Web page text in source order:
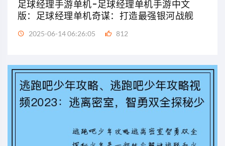
足球经理手游单机-足球经理单机手游中文
版：足球经理单机奇谋：打造最强银河战舰
2025-06-14 06:26:05 812